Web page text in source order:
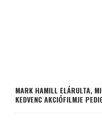
MARK HAMILL ELÁRULTA,
KEDVENC AKCIÓFILMJE